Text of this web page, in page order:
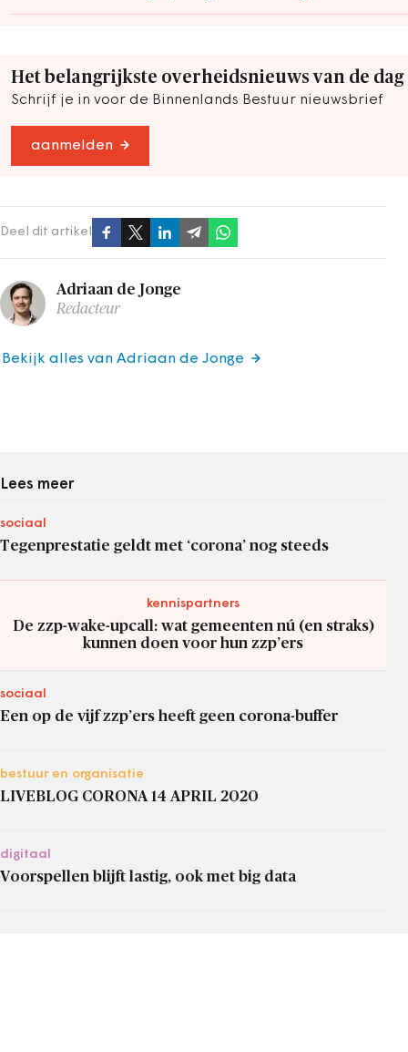
Het belangrijkste overheidsnieuws van de dag
Schrijf je in voor de Binnenlands Bestuur nieuwsbrief
aanmelden
Deel dit artikel
Adriaan de Jonge
Redacteur
Bekijk alles van Adriaan de Jonge
Lees meer
sociaal
Tegenprestatie geldt met ‘corona’ nog steeds
kennispartners
De zzp-wake-upcall: wat gemeenten nú (en straks)
kunnen doen voor hun zzp’ers
sociaal
Een op de vijf zzp’ers heeft geen corona-buffer
bestuur en organisatie
LIVEBLOG CORONA 14 APRIL 2020
digitaal
Voorspellen blijft lastig, ook met big data